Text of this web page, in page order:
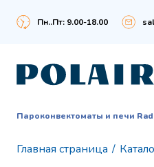
Пн..Пт: 9.00-18.00
Пароконвектоматы и печи
Главная страница /